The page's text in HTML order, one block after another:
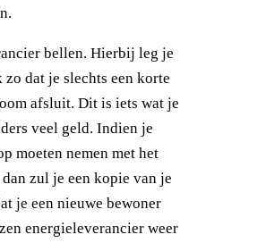
bellen. Hierbij leg je
dat je slechts een korte
afsluit. Dit is iets wat je
veel geld. Indien je
moeten nemen met het
zul je een kopie van je
je een nieuwe bewoner
energieleverancier weer